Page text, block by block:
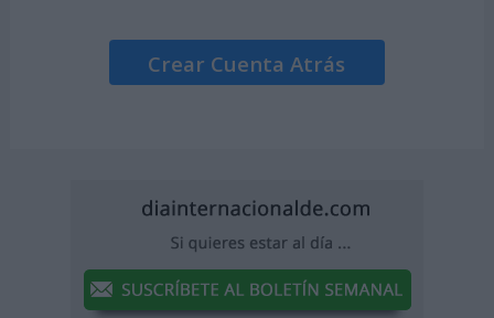
Crear Cuenta Atrás